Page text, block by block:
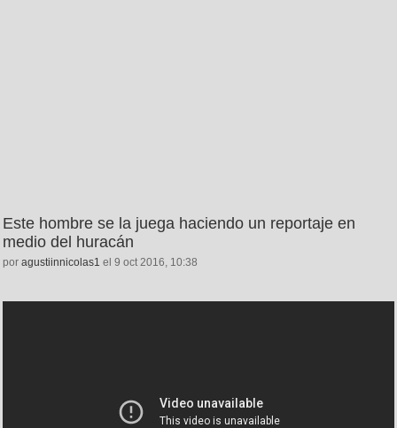
Este hombre se la juega haciendo un reportaje en
medio del huracán
por agustiinnicolas1 el 9 oct 2016, 10:38